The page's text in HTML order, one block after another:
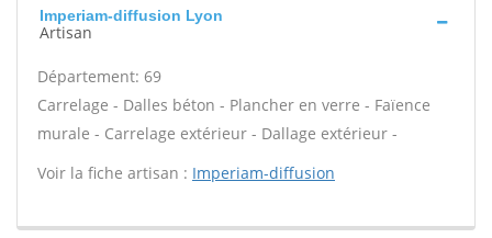
Imperiam-diffusion Lyon
Artisan
Département: 69
Carrelage - Dalles béton - Plancher en verre - Faïence
murale - Carrelage extérieur - Dallage extérieur -
Voir la fiche artisan : Imperiam-diffusion